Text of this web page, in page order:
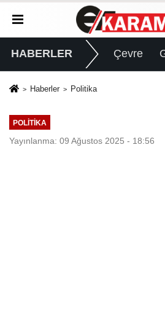
HABERLER Çevre
Haberler Politika
POLITIKA
Yayınlanma: 09 Ağustos 2025 - 18:56